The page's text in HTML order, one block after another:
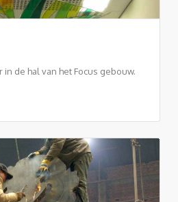
de hal van het Focus gebouw.